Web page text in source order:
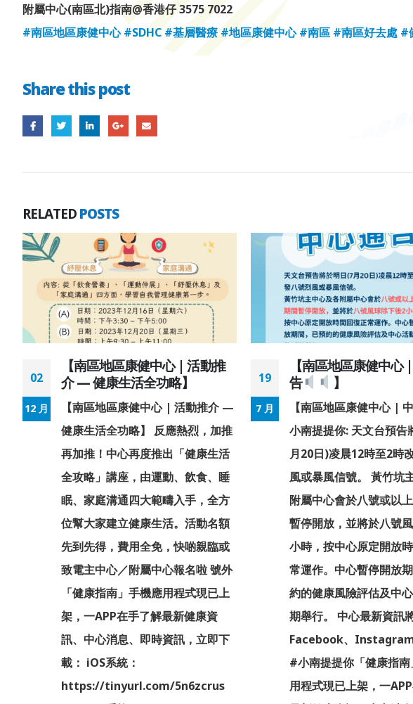
附屬中心(南區北)指南@香港仔 3575 7022
#南區地區康健中心 #SDHC #基層醫療#地區康健中心 #南區 #南區好去處 #
Share this post
RELATEDPOSTS
02
12 月
【南區地區康健中心 | 活動推
介 — 健康生活全功略】
【南區地區康健中心 | 活動推介 —
健康生活全功略】 反應熱烈，加推
再加推！中心再度推出「健康生活
全攻略」講座，由運動、飲食、睡
眠、家庭溝通四大範疇入手，全方
位幫大家建立健康生活。活動名額
先到先得，費用全免，快啲親臨或
致電主中心／附屬中心報名啦 號外
「健康指南」手機應用程式現已上
架，一APP在手了解最新健康資
訊、中心消息、即時資訊，立即下
載： iOS系統：
https://tinyurl.com/5n6zcrus
19
7 月
【南區地區康健中心
告
】
【南區地區康健中心 | 中
小南提提你: 天文台預告
月20日)凌晨12時至2時
風或暴風信號。 黃竹坑
附屬中心會於八號或以
暫停開放，並將於八號
小時，按中心原定開放
常運作。中心暫停開放
約的健康風險評估及中
期舉行。 中心最新資訊
Facebook、Instagram
#小南提提你「健康指
用程式現已上架，一